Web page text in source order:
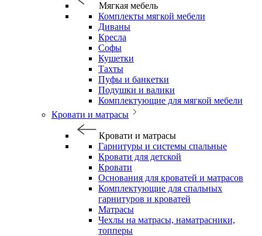
Мягкая мебель
Комплекты мягкой мебели
Диваны
Кресла
Софы
Кушетки
Тахты
Пуфы и банкетки
Подушки и валики
Комплектующие для мягкой мебели
Кровати и матрасы
Кровати и матрасы
Гарнитуры и системы спальные
Кровати для детской
Кровати
Основания для кроватей и матрасов
Комплектующие для спальных
гарнитуров и кроватей
Матрасы
Чехлы на матрасы, наматрасники,
топперы